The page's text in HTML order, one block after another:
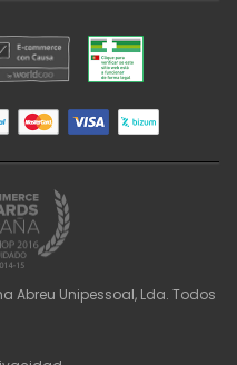
Abreu Unipessoal, Lda. Todos